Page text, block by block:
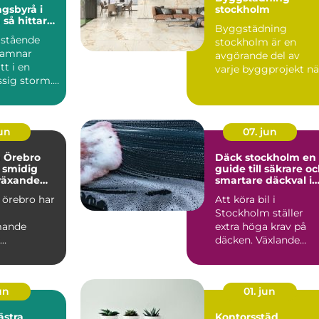
i
i en
storm.
stockholm
Byggstädning
stockholm är en
avgörande del av
varje byggprojekt
har
07. jun
Däck stockholm en
guide till säkrare
smartare däckval i
Att köra bil i
Stockholm ställer
extra höga krav på
däcken. Växlande
kökörning ...
01. jun